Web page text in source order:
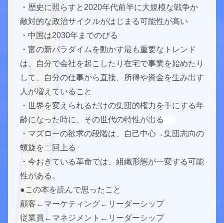
・歴史に照らすと2020年代前半に大規模な戦争か
敵対的な政治サイクルがはじまる可能性が高い
・中国は2030年までのびる
・富の新パラダイムを動かす最も重要なトレンド
は、自分で会社を起こしたり在宅で事業を始めたり
して、自分の仕事から直接、所得や資金を生み出す
人が増えていること
・世界を変えられるだけの集団的権力を手にする年
齢になった時に、その世代の特性が出る
・マズローの欲求の段階は、自己中心→集団志向の
螺旋を二回上る
・今おきている革命では、組織形態が一変する可能
性がある。
●この本を読んで思ったこと
顧客←マーケティング←リーダーシップ
従業員←マネジメント←リーダーシップ